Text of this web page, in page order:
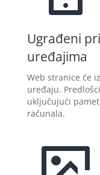
Ugrađeni
uređajima
Web stranice će
uređaju.
uključujući
računala.